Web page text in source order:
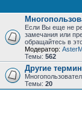
Если Вы еще не
замечания или
обращайтесь в
Модератор:
Темы: 562
Другие
Темы: 20